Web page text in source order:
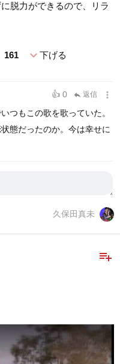
脱力ができるので、リラ
161 expand_more下げる
👍 0 reply 返信 more_vert
つもこの歌を歌っていた。
態だったのか。今は幸せに
久保田真未
playlist_add